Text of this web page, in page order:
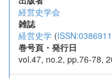
経営史学会
雑誌
経営史学 (
巻号頁・発行日
vol.47, no.2, pp.76-78,